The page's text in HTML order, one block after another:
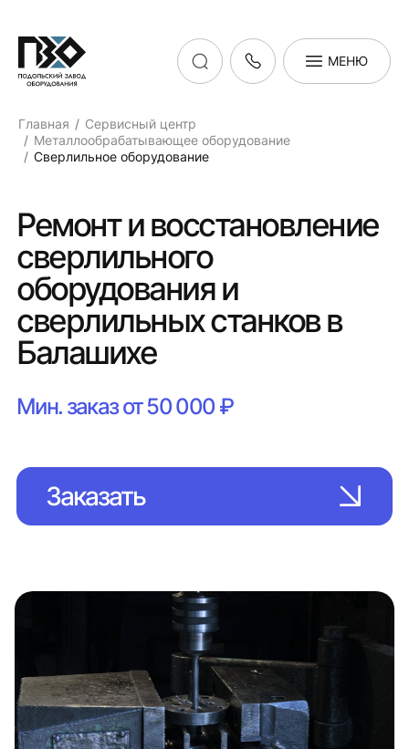
МЕНЮ
Главная
Сервисный центр
Металлообрабатывающее оборудование
Сверлильное оборудование
Ремонт и восстановление
сверлильного
оборудования и
сверлильных станков в
Балашихе
Мин. заказ от 50 000 ₽
Заказать